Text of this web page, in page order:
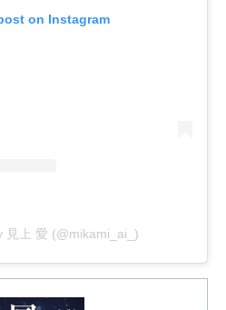
on Instagram
見上 愛 (@mikami_ai_)